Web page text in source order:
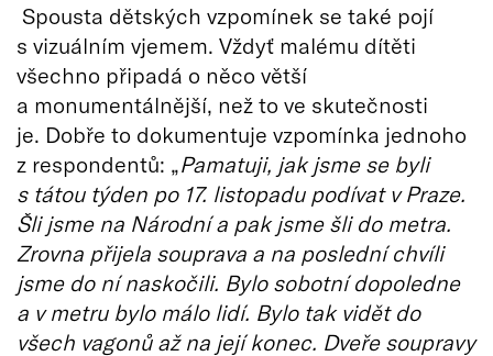
Spousta dětských vzpomínek se také pojí
s vizuálním vjemem. Vždyť malému dítěti
všechno připadá o něco větší
a monumentálnější, než to ve skutečnosti
je. Dobře to dokumentuje vzpomínka jednoho
z respondentů: „Pamatuji, jak jsme se byli
s tátou týden po 17. listopadu podívat v Praze.
Šli jsme na Národní a pak jsme šli do metra.
Zrovna přijela souprava a na poslední chvíli
jsme do ní naskočili. Bylo sobotní dopoledne
a v metru bylo málo lidí. Bylo tak vidět do
všech vagonů až na její konec. Dveře soupravy